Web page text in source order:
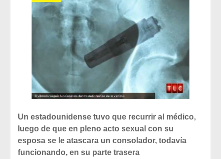
Un estadounidense tuvo que recurrir al médico,
luego de que en pleno acto sexual con su
esposa se le atascara un consolador, todavía
funcionando, en su parte trasera